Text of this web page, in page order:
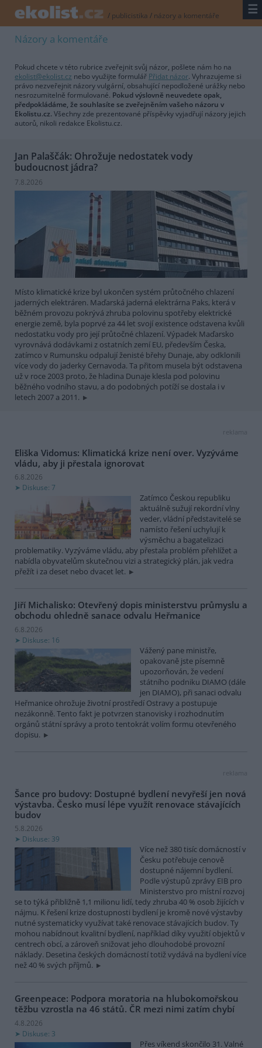
/ publicistika / názory a komentáře ☰
Názory a komentáře
Pokud chcete v této rubrice zveřejnit svůj názor, pošlete nám ho na
ekolist@ekolist.cz nebo využijte formulář Přidat názor. Vyhrazujeme si
právo nezveřejnit názory vulgární, obsahující nepodložené urážky nebo
nesrozumitelně formulované. Pokud výslovně neuvedete opak,
předpokládáme, že souhlasíte se zveřejněním vašeho názoru v
Ekolistu.cz. Všechny zde prezentované příspěvky vyjadřují názory jejich
autorů, nikoli redakce Ekolistu.cz.
Jan Palaščák: Ohrožuje nedostatek vody
budoucnost jádra?
7.8.2026
Místo klimatické krize byl ukončen systém průtočného chlazení
jaderných elektráren. Maďarská jaderná elektrárna Paks, která v
běžném provozu pokrývá zhruba polovinu spotřeby elektrické
energie země, byla poprvé za 44 let svojí existence odstavena kvůli
nedostatku vody pro její průtočné chlazení. Výpadek Maďarsko
vyrovnává dodávkami z ostatních zemí EU, především Česka,
zatímco v Rumunsku odpalují ženisté břehy Dunaje, aby odklonili
více vody do jaderky Cernavoda. Ta přitom musela být odstavena
už v roce 2003 proto, že hladina Dunaje klesla pod polovinu
běžného vodního stavu, a do podobných potíží se dostala i v
letech 2007 a 2011.
reklama
Eliška Vidomus: Klimatická krize není over. Vyzýváme
vládu, aby ji přestala ignorovat
6.8.2026
Diskuse: 7
Zatímco Českou republiku
aktuálně sužují rekordní vlny
veder, vládní představitelé se
namísto řešení uchylují k
výsměchu a bagatelizaci
problematiky. Vyzýváme vládu, aby přestala problém přehlížet a
nabídla obyvatelům skutečnou vizi a strategický plán, jak vedra
přežít i za deset nebo dvacet let.
Jiří Michalisko: Otevřený dopis ministerstvu průmyslu a
obchodu ohledně sanace odvalu Heřmanice
6.8.2026
Diskuse: 16
Vážený pane ministře,
opakovaně jste písemně
upozorňován, že vedení
státního podniku DIAMO (dále
jen DIAMO), při sanaci odvalu
Heřmanice ohrožuje životní prostředí Ostravy a postupuje
nezákonně. Tento fakt je potvrzen stanovisky i rozhodnutím
orgánů státní správy a proto tentokrát volím formu otevřeného
dopisu.
reklama
Šance pro budovy: Dostupné bydlení nevyřeší jen nová
výstavba. Česko musí lépe využít renovace stávajících
budov
5.8.2026
Diskuse: 39
Více než 380 tisíc domácností v
Česku potřebuje cenově
dostupné nájemní bydlení.
Podle výstupů zprávy EIB pro
Ministerstvo pro místní rozvoj
se to týká přibližně 1,1 milionu lidí, tedy zhruba 40 % osob žijících v
nájmu. K řešení krize dostupnosti bydlení je kromě nové výstavby
nutné systematicky využívat také renovace stávajících budov. Ty
mohou nabídnout kvalitní bydlení, například díky využití objektů v
centrech obcí, a zároveň snižovat jeho dlouhodobé provozní
náklady. Desetina českých domácností totiž vydává na bydlení více
než 40 % svých příjmů.
Greenpeace: Podpora moratoria na hlubokomořskou
těžbu vzrostla na 46 států. ČR mezi nimi zatím chybí
4.8.2026
Diskuse: 3
Přes víkend skončilo 31. Valné